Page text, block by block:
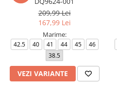
209,99 Lei
167,99 Lei
Marime:
42.5 40 41 44 45
46
38.5
VEZI VARIANTE